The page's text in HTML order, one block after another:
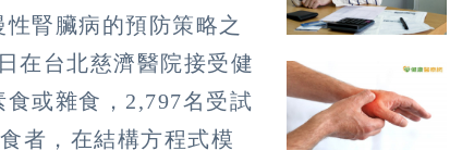
腎臟病的預防策略之
在台北慈濟醫院接受健
或雜食，2,797名受試
者，在結構方程式模